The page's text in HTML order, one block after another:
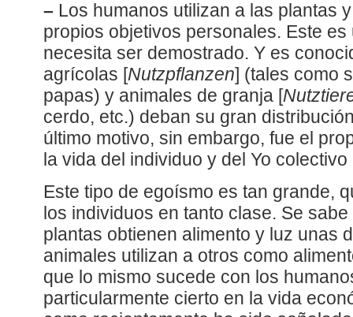
– Los humanos utilizan a las plantas
propios objetivos personales. Este
necesita ser demostrado. Y es
agrícolas [Nutzpflanzen] (tales como
papas) y animales de granja [
cerdo, etc.) deban su gran
último motivo, sin embargo, fue el
la vida del individuo y del Yo colectivo
Este tipo de egoísmo es tan grande,
los individuos en tanto clase. Se
plantas obtienen alimento y luz unas
animales utilizan a otros como
que lo mismo sucede con los
particularmente cierto en la vida